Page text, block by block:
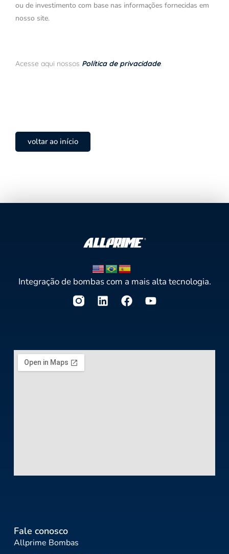
ou de investimento com base nas informações fornecidas em
nosso site.
Acesse aqui nossos Política de privacidade.
voltar ao início
Integração de bombas com a mais alta tecnologia.
Fale conosco
Allprime Bombas